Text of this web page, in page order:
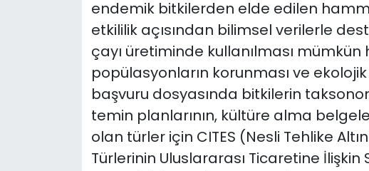
endemik bitkilerden elde edilen
etkililik açısından bilimsel verilerle
çayı üretiminde kullanılması
popülasyonların korunması ve
başvuru dosyasında bitkilerin
temin planlarının, kültüre alma
olan türler için CITES (Nesli Tehlike
Türlerinin Uluslararası Ticaretine